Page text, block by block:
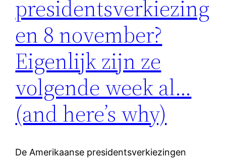
presidentsverkiezing
en 8 november?
Eigenlijk zijn ze
volgende week al…
(and here’s why)
De Amerikaanse presidentsverkiezingen